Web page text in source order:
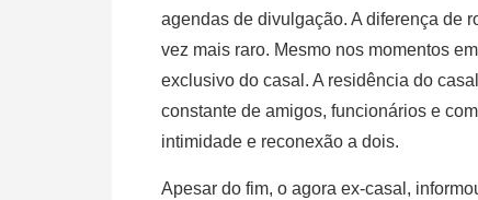
agendas de divulgação. A diferença de
vez mais raro. Mesmo nos momentos
exclusivo do casal. A residência do
constante de amigos, funcionários e
intimidade e reconexão a dois.
Apesar do fim, o agora ex-casal,